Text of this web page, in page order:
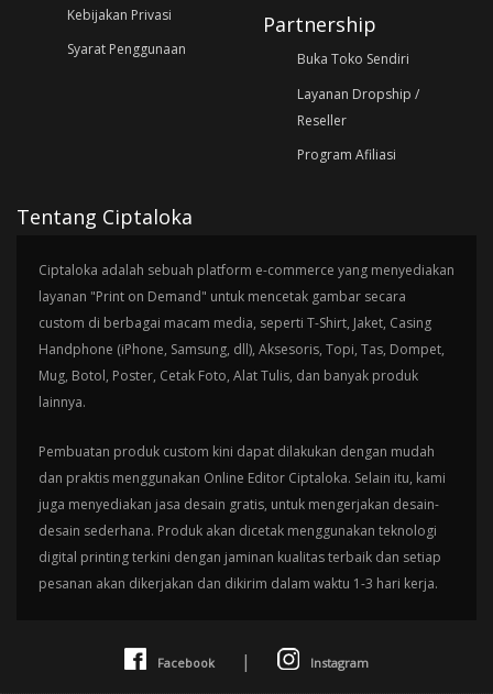
Kebijakan Privasi
Syarat Penggunaan
Partnership
Buka Toko Sendiri
Layanan Dropship /
Reseller
Program Afiliasi
Tentang Ciptaloka
Ciptaloka adalah sebuah platform e-commerce yang menyediakan
layanan "Print on Demand" untuk mencetak gambar secara
custom di berbagai macam media, seperti T-Shirt, Jaket, Casing
Handphone (iPhone, Samsung, dll), Aksesoris, Topi, Tas, Dompet,
Mug, Botol, Poster, Cetak Foto, Alat Tulis, dan banyak produk
lainnya.
Pembuatan produk custom kini dapat dilakukan dengan mudah
dan praktis menggunakan Online Editor Ciptaloka. Selain itu, kami
juga menyediakan jasa desain gratis, untuk mengerjakan desain-
desain sederhana. Produk akan dicetak menggunakan teknologi
digital printing terkini dengan jaminan kualitas terbaik dan setiap
pesanan akan dikerjakan dan dikirim dalam waktu 1-3 hari kerja.
Facebook | Instagram